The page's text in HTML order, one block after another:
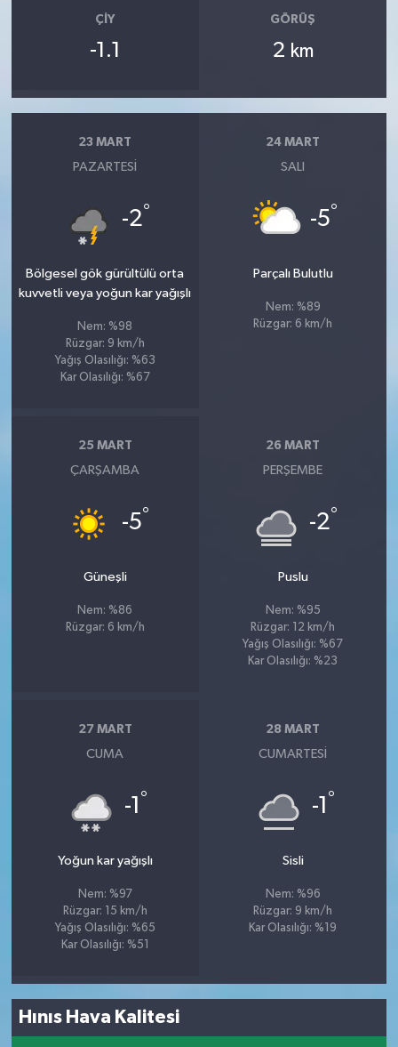
ÇIY
-1.1
GÖRÜŞ
2 km
23 MART
PAZARTESI
-2°
Bölgesel gök gürültülü orta
kuvvetli veya yoğun kar yağışlı
Nem: %98
Rüzgar: 9 km/h
Yağış Olasılığı: %63
Kar Olasılığı: %67
24 MART
SALI
-5°
Parçalı Bulutlu
Nem: %89
Rüzgar: 6 km/h
25 MART
ÇARŞAMBA
-5°
Güneşli
Nem: %86
Rüzgar: 6 km/h
26 MART
PERŞEMBE
-2°
Puslu
Nem: %95
Rüzgar: 12 km/h
Yağış Olasılığı: %67
Kar Olasılığı: %23
27 MART
CUMA
-1 °
Yoğun kar yağışlı
Nem: %97
Rüzgar: 15 km/h
Yağış Olasılığı: %65
Kar Olasılığı: %51
28 MART
CUMARTESI
-1 °
Sisli
Nem: %96
Rüzgar: 9 km/h
Kar Olasılığı: %19
Hınıs Hava Kalitesi